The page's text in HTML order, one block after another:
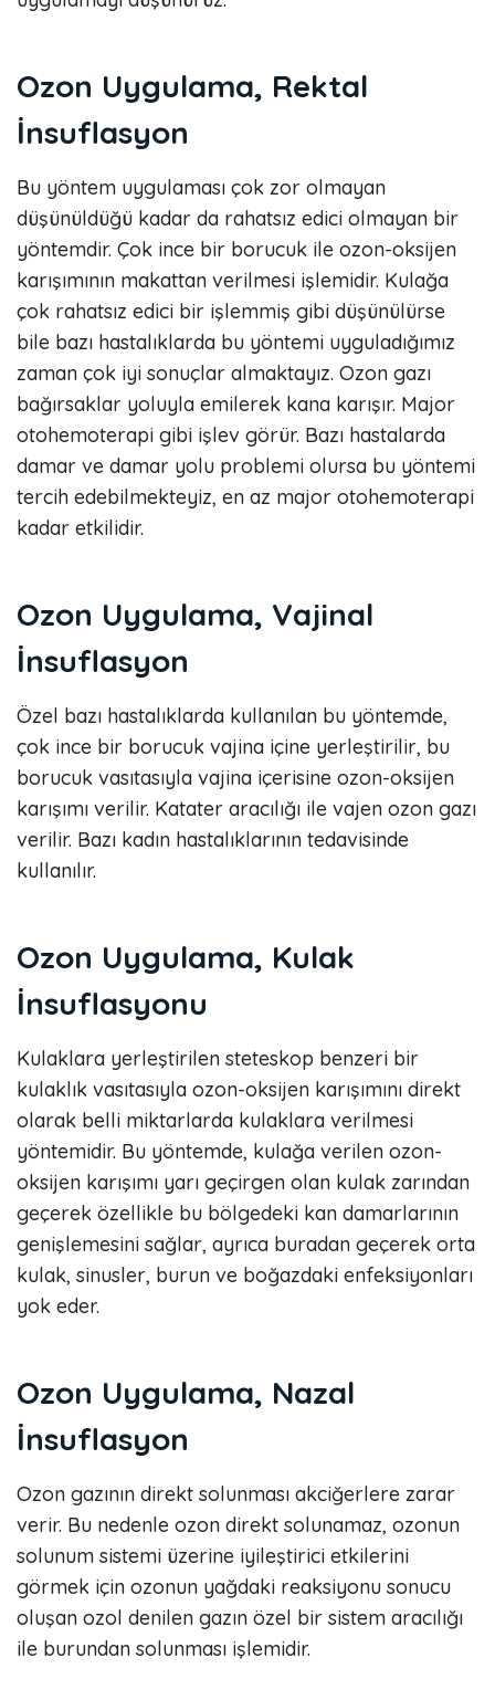
Ozon Uygulama, Rektal
İnsuflasyon
Bu yöntem uygulaması çok zor olmayan
düşünüldüğü kadar da rahatsız edici olmayan bir
yöntemdir. Çok ince bir borucuk ile ozon-oksijen
karışımının makattan verilmesi işlemidir. Kulağa
çok rahatsız edici bir işlemmiş gibi düşünülürse
bile bazı hastalıklarda bu yöntemi uyguladığımız
zaman çok iyi sonuçlar almaktayız. Ozon gazı
bağırsaklar yoluyla emilerek kana karışır. Major
otohemoterapi gibi işlev görür. Bazı hastalarda
damar ve damar yolu problemi olursa bu yöntemi
tercih edebilmekteyiz, en az major otohemoterapi
kadar etkilidir.
Ozon Uygulama, Vajinal
İnsuflasyon
Özel bazı hastalıklarda kullanılan bu yöntemde,
çok ince bir borucuk vajina içine yerleştirilir, bu
borucuk vasıtasıyla vajina içerisine ozon-oksijen
karışımı verilir. Katater aracılığı ile vajen ozon gazı
verilir. Bazı kadın hastalıklarının tedavisinde
kullanılır.
Ozon Uygulama, Kulak
İnsuflasyonu
Kulaklara yerleştirilen steteskop benzeri bir
kulaklık vasıtasıyla ozon-oksijen karışımını direkt
olarak belli miktarlarda kulaklara verilmesi
yöntemidir. Bu yöntemde, kulağa verilen ozon-
oksijen karışımı yarı geçirgen olan kulak zarından
geçerek özellikle bu bölgedeki kan damarlarının
genişlemesini sağlar, ayrıca buradan geçerek orta
kulak, sinusler, burun ve boğazdaki enfeksiyonları
yok eder.
Ozon Uygulama, Nazal
İnsuflasyon
Ozon gazının direkt solunması akciğerlere zarar
verir. Bu nedenle ozon direkt solunamaz, ozonun
solunum sistemi üzerine iyileştirici etkilerini
görmek için ozonun yağdaki reaksiyonu sonucu
oluşan ozol denilen gazın özel bir sistem aracılığı
ile burundan solunması işlemidir.